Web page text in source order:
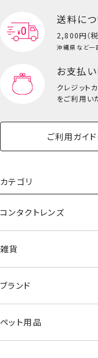
ランチトートバッグ
ランチショルダーバッグ
送料につ
2,800円（
沖縄県など一
お支払
クレジット
をご利用い
ご利用ガイ
カテゴリ
コンタクトレンズ
雑貨
ブランド
ペット用品